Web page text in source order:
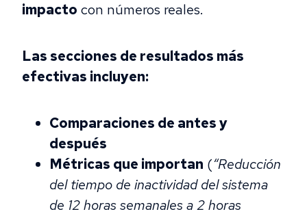
impacto con números reales.
Las secciones de resultados más
efectivas incluyen:
Comparaciones de antes y
después
Métricas que importan (“Reducción
del tiempo de inactividad del sistema
de 12 horas semanales a 2 horas